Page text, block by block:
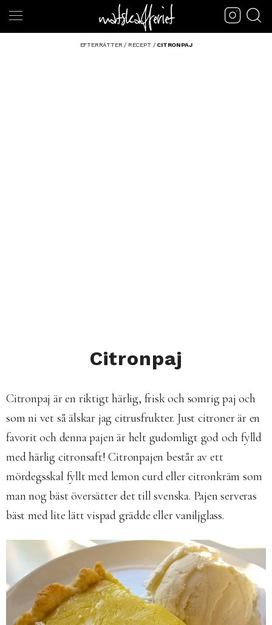
EFTERRÄTTER / RECEPT/ CITRONPAJ
Citronpaj
Citronpaj är en riktigt härlig, frisk och somrig paj och
som ni vet så älskar jag citrusfrukter. Just citroner är en
favorit och denna pajen är helt gudomligt god och fylld
med härlig citronsaft! Citronpajen består av ett
mördegsskal fyllt med lemon curd eller citronkräm som
man nog bäst översätter det till svenska. Pajen serveras
bäst med lite lätt vispad grädde eller vaniljglass.